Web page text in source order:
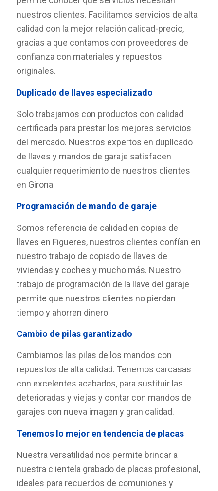
nuestros clientes. Facilitamos servicios de alta
calidad con la mejor relación calidad-precio,
gracias a que contamos con proveedores de
confianza con materiales y repuestos
originales.
Duplicado de llaves especializado
Solo trabajamos con productos con calidad
certificada para prestar los mejores servicios
del mercado. Nuestros expertos en duplicado
de llaves y mandos de garaje satisfacen
cualquier requerimiento de nuestros clientes
en Girona.
Programación de mando de garaje
Somos referencia de calidad en copias de
llaves en Figueres, nuestros clientes confían en
nuestro trabajo de copiado de llaves de
viviendas y coches y mucho más. Nuestro
trabajo de programación de la llave del garaje
permite que nuestros clientes no pierdan
tiempo y ahorren dinero.
Cambio de pilas garantizado
Cambiamos las pilas de los mandos con
repuestos de alta calidad. Tenemos carcasas
con excelentes acabados, para sustituir las
deterioradas y viejas y contar con mandos de
garajes con nueva imagen y gran calidad.
Tenemos lo mejor en tendencia de placas
Nuestra versatilidad nos permite brindar a
nuestra clientela grabado de placas profesional,
ideales para recuerdos de comuniones y